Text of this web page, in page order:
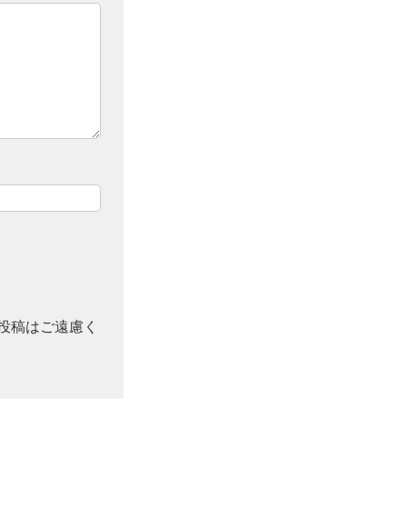
稿はご遠慮く